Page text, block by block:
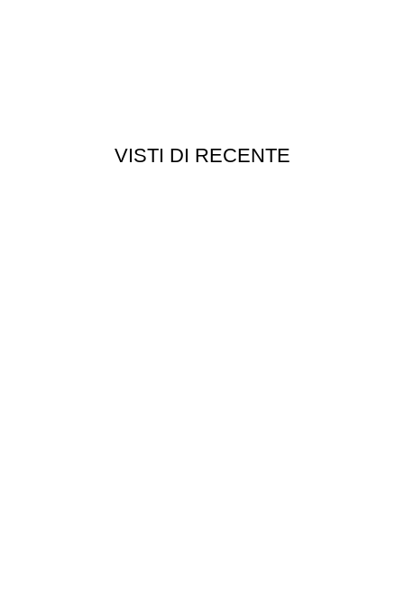
VISTI DI RECENTE